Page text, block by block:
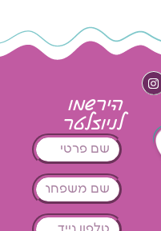
הירשמו
לניוזלטר